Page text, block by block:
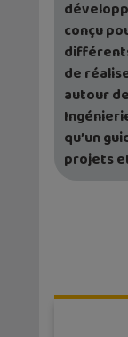
conçu
de
autour
qu’un
projets